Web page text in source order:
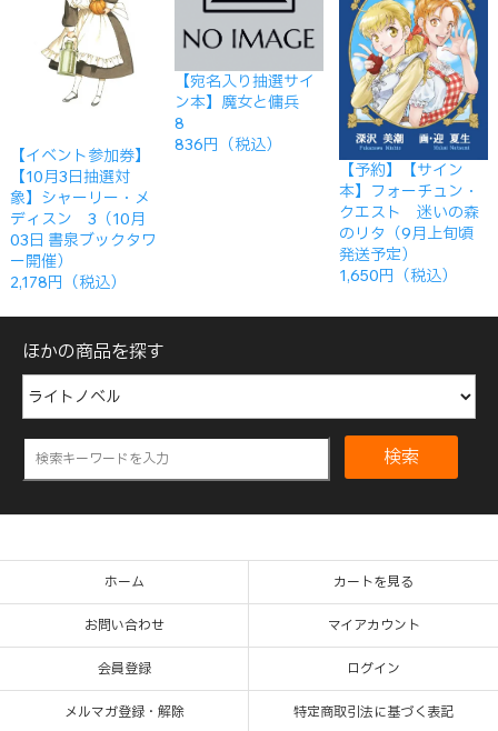
【イベント参加券】
【10月3日抽選対
象】シャーリー・メ
ディスン 3（10月
03日 書泉ブックタワ
ー開催）
2,178円（税込）
【宛名入り抽選サイ
ン本】魔女と傭兵
8
836円（税込）
【予約】【サイン
本】フォーチュン・
クエスト 迷いの森
のリタ（9月上旬頃
発送予定）
1,650円（税込）
ほかの商品を探す
検索
ホーム カートを見る
お問い合わせ マイアカウント
会員登録 ログイン
メルマガ登録・解除 特定商取引法に基づく表記